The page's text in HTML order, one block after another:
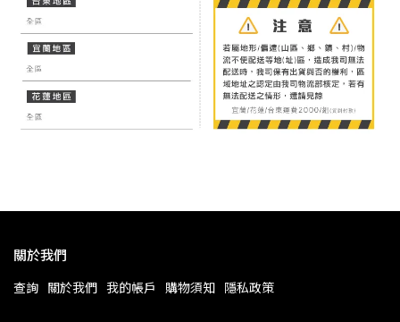
關於我們
查詢 關於我們 我的帳戶 購物須知 隱私政策